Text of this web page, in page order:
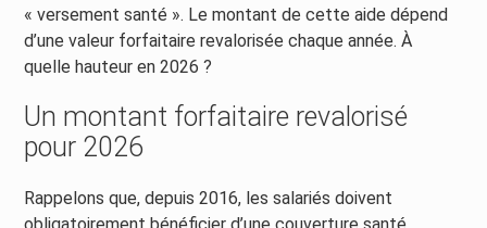
« versement santé ». Le montant de cette aide dépend
d’une valeur forfaitaire revalorisée chaque année. À
quelle hauteur en 2026 ?
Un montant forfaitaire revalorisé
pour 2026
Rappelons que, depuis 2016, les salariés doivent